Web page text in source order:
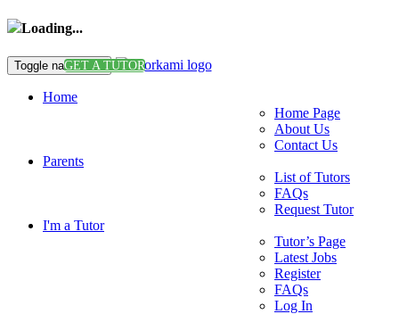
Loading...
Toggle navigationGET A TUTOR
Home
Home Page
About Us
Contact Us
Parents
List of Tutors
FAQs
Request Tutor
I'm a Tutor
Tutor’s Page
Latest Jobs
Register
FAQs
Log In